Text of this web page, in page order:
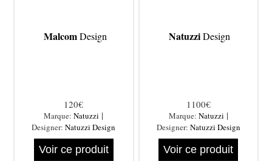
MalcomDesign
120€
Marque:Natuzzi |
Designer:Natuzzi Design
Voir ce produit
NatuzziDesign
1100€
Marque: Natuzzi |
Designer: Natuzzi Design
Voir ce produit